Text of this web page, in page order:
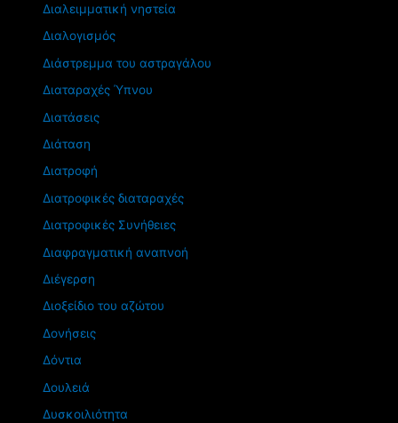
Διαλειμματική νηστεία
Διαλογισμός
Διάστρεμμα του αστραγάλου
Διαταραχές Ύπνου
Διατάσεις
Διάταση
Διατροφή
Διατροφικές διαταραχές
Διατροφικές Συνήθειες
Διαφραγματική αναπνοή
Διέγερση
Διοξείδιο του αζώτου
Δονήσεις
Δόντια
Δουλειά
Δυσκοιλιότητα